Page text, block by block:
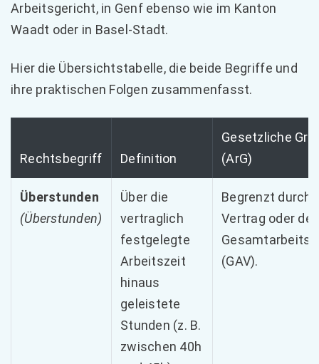
Arbeitsgericht, in Genf ebenso wie im Kanton
Waadt oder in Basel-Stadt.
Hier die Übersichtstabelle, die beide Begriffe und
ihre praktischen Folgen zusammenfasst.
Rechtsbegriff Definition
Gesetzliche
(ArG)
Überstunden
(Überstunden)
Über die
vertraglich
festgelegte
Arbeitszeit
hinaus
geleistete
Stunden (z. B.
zwischen 40h
Begrenzt durch
Vertrag oder
(GAV).